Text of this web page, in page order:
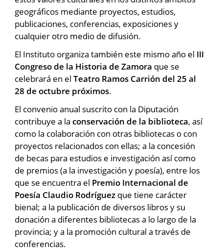
geográficos mediante proyectos, estudios,
publicaciones, conferencias, exposiciones y
cualquier otro medio de difusión.
El Instituto organiza también este mismo año el III
Congreso de la Historia de Zamora que se
celebrará en el Teatro Ramos Carrión del 25 al
28 de octubre próximos.
El convenio anual suscrito con la Diputación
contribuye a la conservación de la biblioteca, así
como la colaboración con otras bibliotecas o con
proyectos relacionados con ellas; a la concesión
de becas para estudios e investigación así como
de premios (a la investigación y poesía), entre los
que se encuentra el Premio Internacional de
Poesía Claudio Rodríguez que tiene carácter
bienal; a la publicación de diversos libros y su
donación a diferentes bibliotecas a lo largo de la
provincia; y a la promoción cultural a través de
conferencias.